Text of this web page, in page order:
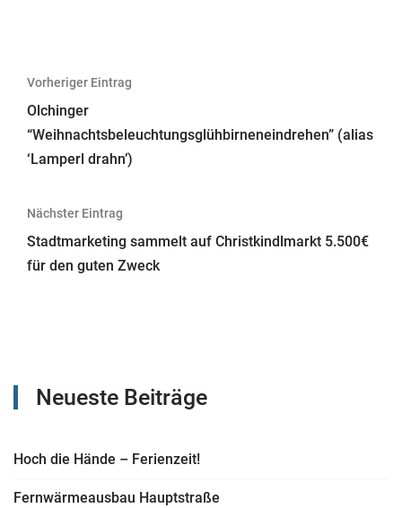
Beitragsnavigation
Vorheriger Eintrag
Olchinger
“Weihnachtsbeleuchtungsglühbirneneindrehen” (alias
‘Lamperl drahn’)
Nächster Eintrag
Stadtmarketing sammelt auf Christkindlmarkt 5.500€
für den guten Zweck
Neueste Beiträge
Hoch die Hände – Ferienzeit!
Fernwärmeausbau Hauptstraße